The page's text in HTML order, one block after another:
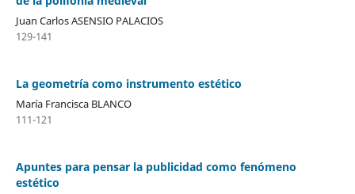
Juan Carlos ASENSIO PALACIOS
129-141
La geometría como instrumento estético
María Francisca BLANCO
111-121
Apuntes para pensar la publicidad como fenómeno
estético